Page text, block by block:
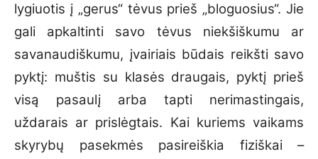
lygiuotis į „gerus“ tėvus prieš „bloguosius“. Jie
gali apkaltinti savo tėvus niekšiškumu ar
savanaudiškumu, įvairiais būdais reikšti savo
pyktį: muštis su klasės draugais, pyktį prieš
visą pasaulį arba tapti nerimastingais,
uždarais ar prislėgtais. Kai kuriems vaikams
skyrybų pasekmės pasireiškia fiziškai –